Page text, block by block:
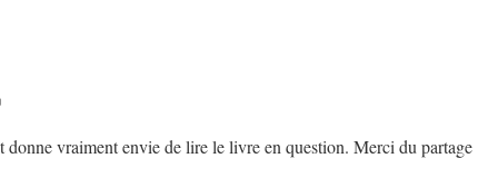
donne vraiment envie de lire le livre en question. Merci du partage